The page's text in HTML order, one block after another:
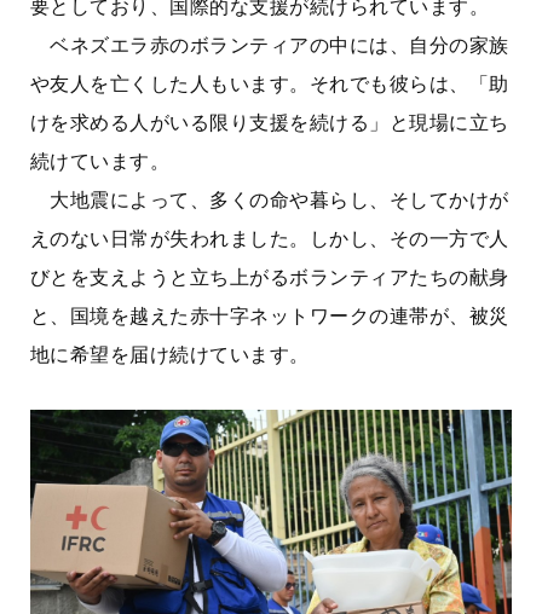
要としており、国際的な支援が続けられています。
ベネズエラ赤のボランティアの中には、自分の家族
や友人を亡くした人もいます。それでも彼らは、「助
けを求める人がいる限り支援を続ける」と現場に立ち
続けています。
大地震によって、多くの命や暮らし、そしてかけが
えのない日常が失われました。しかし、その一方で人
びとを支えようと立ち上がるボランティアたちの献身
と、国境を越えた赤十字ネットワークの連帯が、被災
地に希望を届け続けています。